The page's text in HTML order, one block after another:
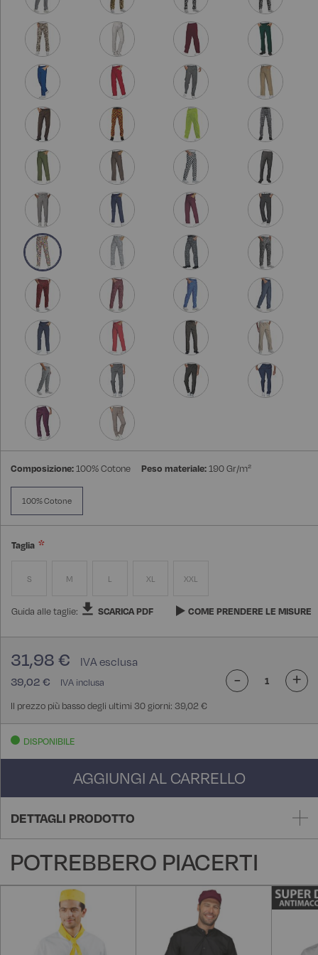
Composizione:100% Cotone Peso materiale:190 Gr/m²
100% Cotone
Taglia
S M L XL XXL
Guida alle taglie: SCARICA PDF COME PRENDERE LE MISURE
39,02 €
31,98 €
Il prezzo più basso degli ultimi 30 giorni: 39,02 €
- +
DISPONIBILE
AGGIUNGI AL CARRELLO
DETTAGLI PRODOTTO
POTREBBERO PIACERTI